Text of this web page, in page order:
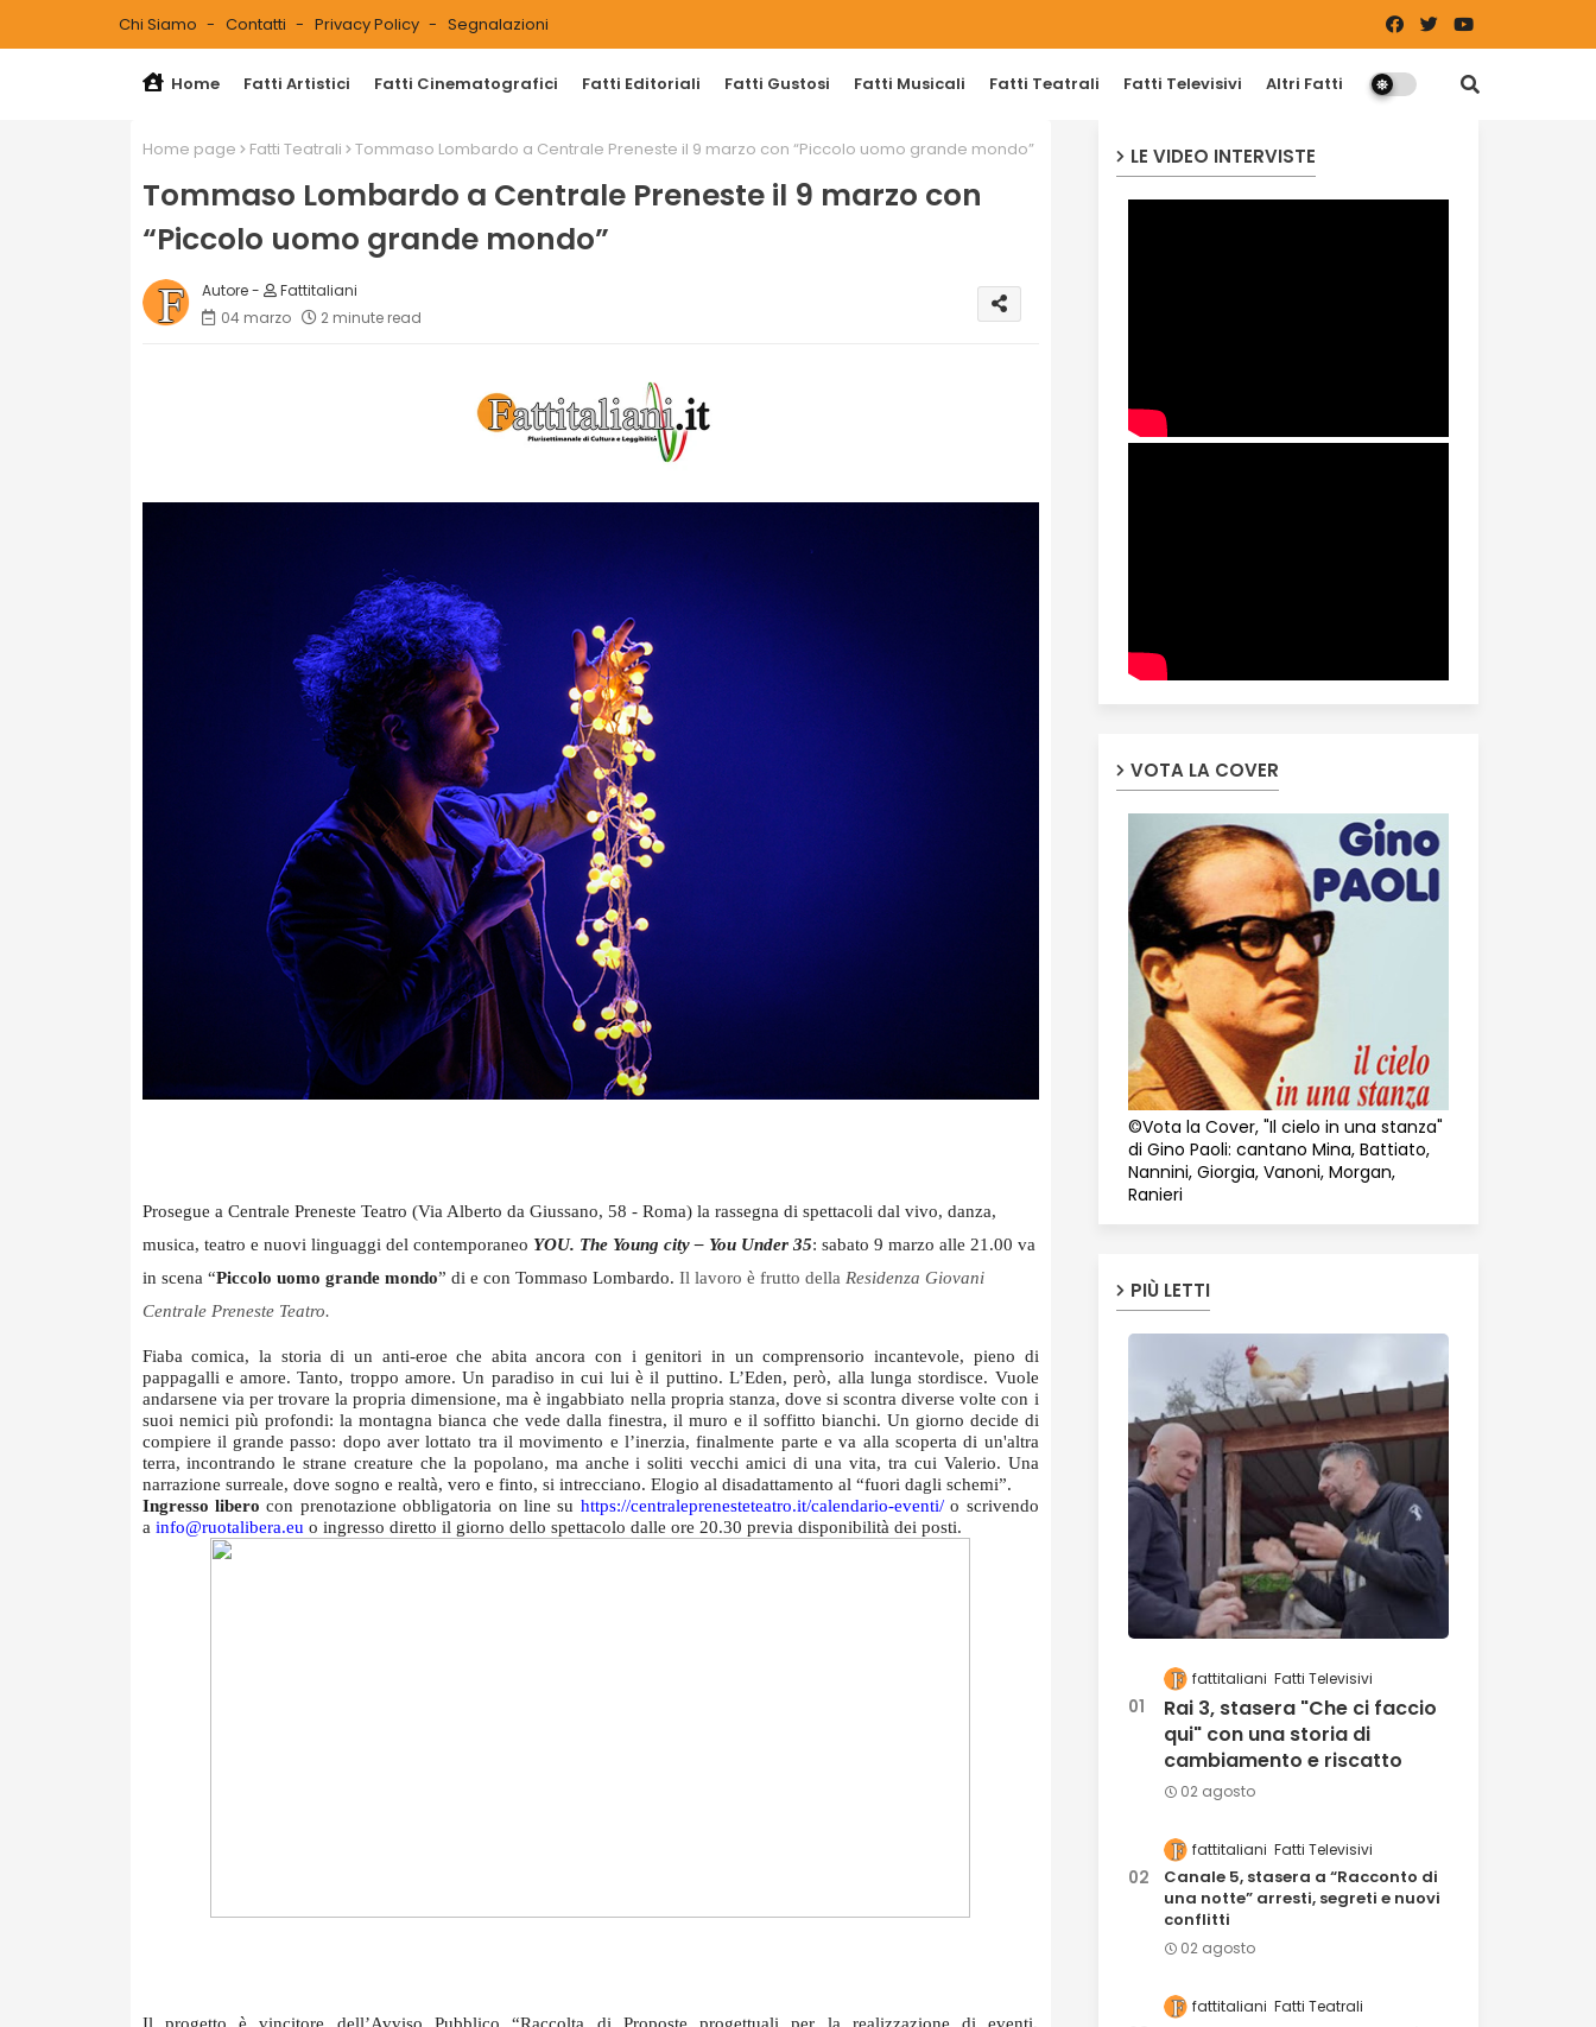
Chi Siamo Contatti Privacy Policy Segnalazioni
Home Fatti Artistici Fatti Cinematografici Fatti Editoriali Fatti Gustosi Fatti Musicali Fatti Teatrali Fatti Televisivi Altri Fatti
Home page Fatti Teatrali Tommaso Lombardo a Centrale Preneste il 9 marzo con “Piccolo uomo grande mondo”
Tommaso Lombardo a Centrale Preneste il 9 marzo con
“Piccolo uomo grande mondo”
Fattitaliani
04 marzo
2 minute read
Prosegue a Centrale Preneste Teatro (Via Alberto da Giussano, 58 - Roma) la rassegna di spettacoli dal vivo, danza,
musica, teatro e nuovi linguaggi del contemporaneo YOU. The Young city – You Under 35: sabato 9 marzo alle 21.00 va
in scena “Piccolo uomo grande mondo” di e con Tommaso Lombardo. Il lavoro è frutto della Residenza Giovani
Centrale Preneste Teatro.
Fiaba comica, la storia di un anti-eroe che abita ancora con i genitori in un comprensorio incantevole, pieno di
pappagalli e amore. Tanto, troppo amore. Un paradiso in cui lui è il puttino. L’Eden, però, alla lunga stordisce. Vuole
andarsene via per trovare la propria dimensione, ma è ingabbiato nella propria stanza, dove si scontra diverse volte con i
suoi nemici più profondi: la montagna bianca che vede dalla finestra, il muro e il soffitto bianchi. Un giorno decide di
compiere il grande passo: dopo aver lottato tra il movimento e l’inerzia, finalmente parte e va alla scoperta di un'altra
terra, incontrando le strane creature che la popolano, ma anche i soliti vecchi amici di una vita, tra cui Valerio. Una
narrazione surreale, dove sogno e realtà, vero e finto, si intrecciano. Elogio al disadattamento al “fuori dagli schemi”.
Ingresso libero con prenotazione obbligatoria on line su https://centraleprenesteteatro.it/calendario-eventi/o scrivendo
a info@ruotalibera.eu o ingresso diretto il giorno dello spettacolo dalle ore 20.30 previa disponibilità dei posti.
Il progetto è vincitore dell’Avviso Pubblico “Raccolta di Proposte progettuali per la realizzazione di eventi,
LE VIDEO INTERVISTE
VOTA LA COVER
©Vota la Cover, "Il cielo in una stanza"
di Gino Paoli: cantano Mina, Battiato,
Nannini, Giorgia, Vanoni, Morgan,
Ranieri
PIÙ LETTI
fattitaliani Fatti Televisivi
Rai 3, stasera "Che ci faccio
qui" con una storia di
cambiamento e riscatto
02 agosto
fattitaliani Fatti Televisivi
Canale 5, stasera a “Racconto di
una notte” arresti, segreti e nuovi
conflitti
02 agosto
fattitaliani Fatti Teatrali